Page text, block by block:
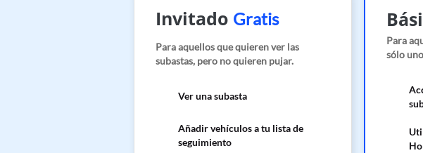
Invitado Gratis
Para aquellos que quieren ver las
subastas, pero no quieren pujar.
Ver una subasta
Añadir vehículos a tu lista de
seguimiento
Para
sólo